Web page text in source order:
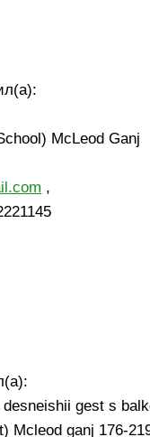
McLeod Ganj
,
gest s
Mcleod ganj 176-